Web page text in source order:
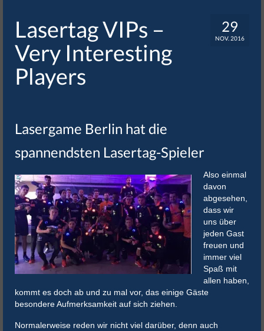
Impressum / AGB
29
NOV. 2016
Lasertag VIPs –
Very Interesting
Players
Lasergame Berlin hat die
spannendsten Lasertag-Spieler
Also einmal
davon
abgesehen,
dass wir
uns über
jeden Gast
freuen und
immer viel
Spaß mit
allen haben,
kommt es doch ab und zu mal vor, das einige Gäste
besondere Aufmerksamkeit auf sich ziehen.
Normalerweise reden wir nicht viel darüber, denn auch